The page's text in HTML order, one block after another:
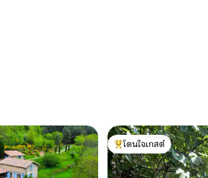
โดนใจเกสต์ที่สุด
โดนใจเกสต์